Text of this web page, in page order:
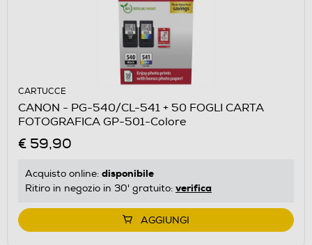
CARTUCCE
CANON - PG-540/CL-541 + 50 FOGLI CARTA
FOTOGRAFICA GP-501-Colore
€ 59,90
Acquisto online: disponibile
Ritiro in negozio in 30' gratuito: verifica
AGGIUNGI